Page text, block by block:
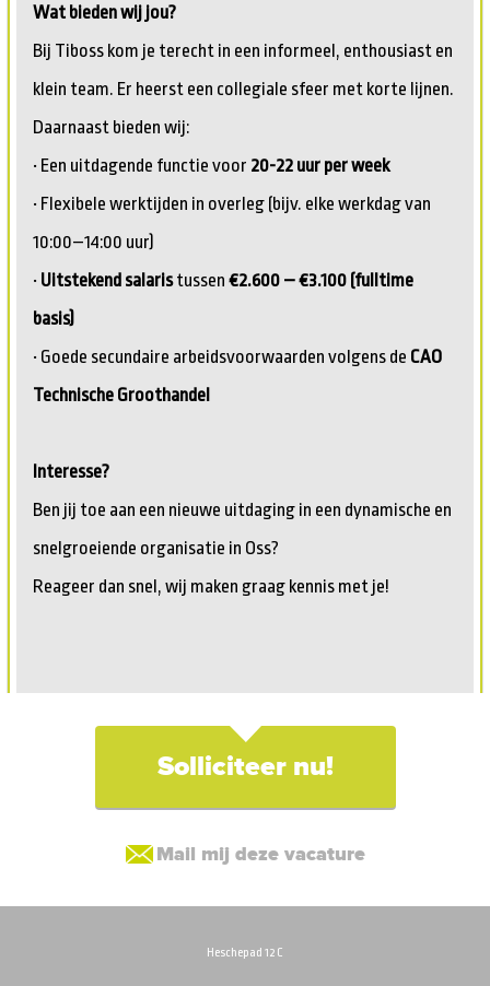
Wat bieden wij jou?
Bij Tiboss kom je terecht in een informeel, enthousiast en
klein team. Er heerst een collegiale sfeer met korte lijnen.
Daarnaast bieden wij:
• Een uitdagende functie voor 20-22 uur per week
• Flexibele werktijden in overleg (bijv. elke werkdag van
10:00–14:00 uur)
• Uitstekend salaristussen €2.600 – €3.100 (fulltime
basis)
• Goede secundaire arbeidsvoorwaarden volgens de CAO
Technische Groothandel
Interesse?
Ben jij toe aan een nieuwe uitdaging in een dynamische en
snelgroeiende organisatie in Oss?
Reageer dan snel, wij maken graag kennis met je!
Solliciteer nu!
Mail mij deze vacature
Heschepad 12 C